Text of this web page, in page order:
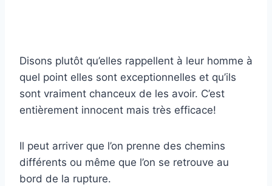
Disons plutôt qu’elles rappellent à leur homme à
quel point elles sont exceptionnelles et qu’ils
sont vraiment chanceux de les avoir. C’est
entièrement innocent mais très efficace!
Il peut arriver que l’on prenne des chemins
différents ou même que l’on se retrouve au
bord de la rupture.